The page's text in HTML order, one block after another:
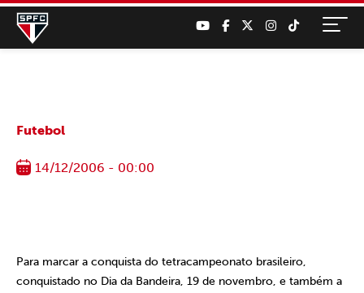
Futebol
14/12/2006 - 00:00
Para marcar a conquista do tetracampeonato brasileiro,
conquistado no Dia da Bandeira, 19 de novembro, e também a